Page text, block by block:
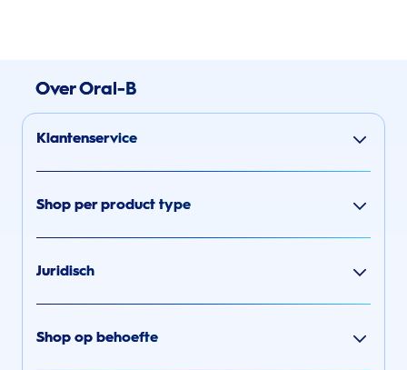
Over Oral-B
Klantenservice
Shop per product type
Juridisch
Shop op behoefte